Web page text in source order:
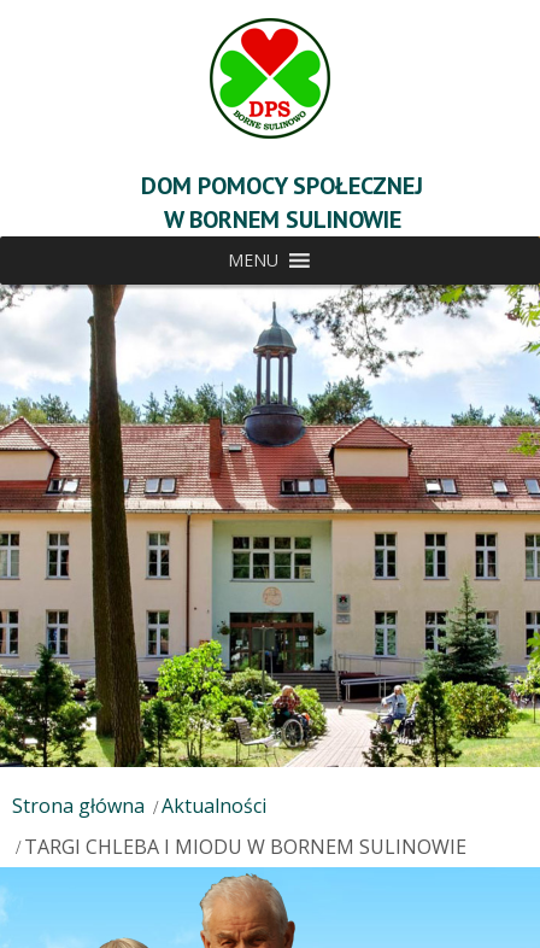
DOM POMOCY SPOŁECZNEJ
W BORNEM SULINOWIE
MENU
Strona główna
Aktualności
TARGI CHLEBA I MIODU W BORNEM SULINOWIE